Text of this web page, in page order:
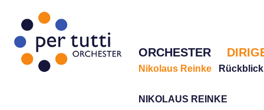
ORCHESTER
Nikolaus Reinke Rückblick
NIKOLAUS REINKE